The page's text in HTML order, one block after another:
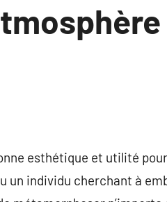
esthétique et utilité
un individu cherchant à